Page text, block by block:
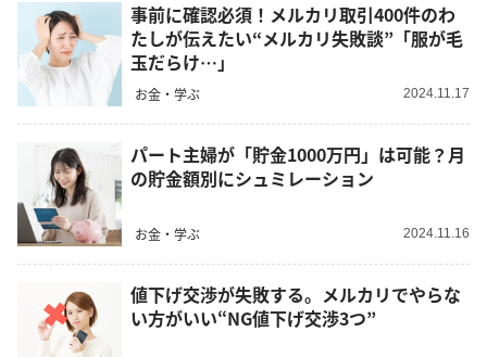
事前に確認必須！メルカリ取引400件のわ
たしが伝えたい“メルカリ失敗談”「服が毛
玉だらけ…」
お金・学ぶ 2024.11.17
パート主婦が「貯金1000万円」は可能？月
の貯金額別にシュミレーション
お金・学ぶ 2024.11.16
値下げ交渉が失敗する。メルカリでやらな
い方がいい“NG値下げ交渉3つ”